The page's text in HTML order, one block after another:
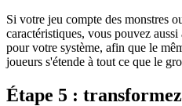
Si votre jeu compte des monstres
caractéristiques, vous pouvez
pour votre système, afin que le
joueurs s'étende à tout ce que le
Étape 5 :